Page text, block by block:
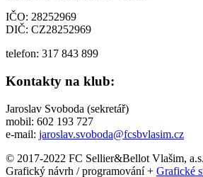
IČO: 28252969
DIČ: CZ28252969
telefon: 317 843 899
Kontakty na klub:
Jaroslav Svoboda (sekretář)
mobil: 602 193 727
e-mail: jaroslav.svoboda@fcsbvlasim.cz
© 2017-2022 FC Sellier&Bellot Vlašim, a.s.
Grafický návrh / programování + Grafické